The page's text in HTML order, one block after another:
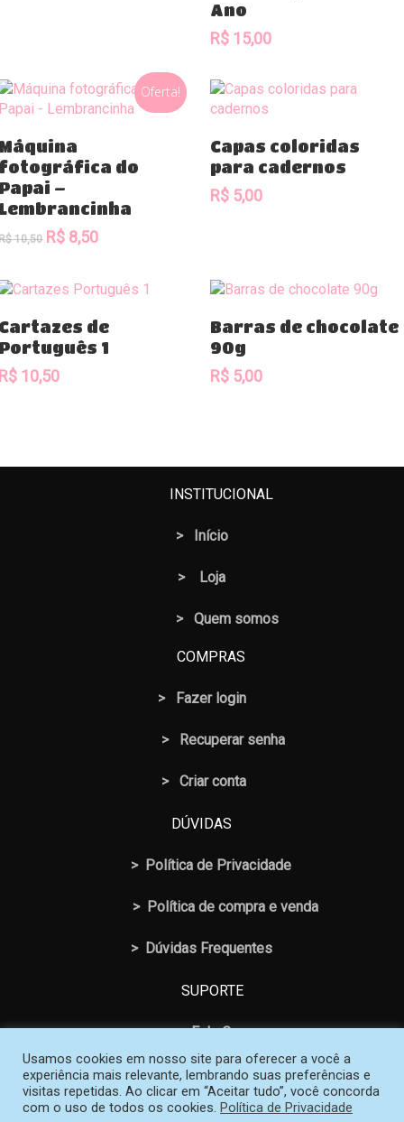
Ano
R$ 15,00
Oferta!
do
–
10,50 O
era:
R$ 10,50.
R$ 8,50O
é:
Comprar
Capas coloridas
para cadernos
R$ 5,00
Comprar
de
1
10,50
Comprar
Barras de chocolate
90g
R$ 5,00
INSTITUCIONAL
> Início
> Loja
> Quem somos
COMPRAS
> Fazer login
> Recuperar senha
> Criar conta
DÚVIDAS
> Política de Privacidade
> Política de compra e venda
> Dúvidas Frequentes
SUPORTE
> Fale Conosco
Usamos cookies em nosso site para oferecer a você a
experiência mais relevante, lembrando suas preferências e
visitas repetidas. Ao clicar em “Aceitar tudo”, você concorda
com o uso de todos os cookies. Política de Privacidade